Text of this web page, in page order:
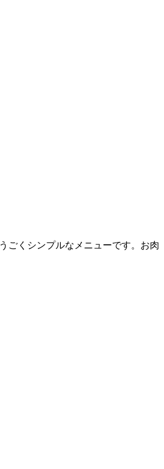
ごくシンプルなメニューです。お肉